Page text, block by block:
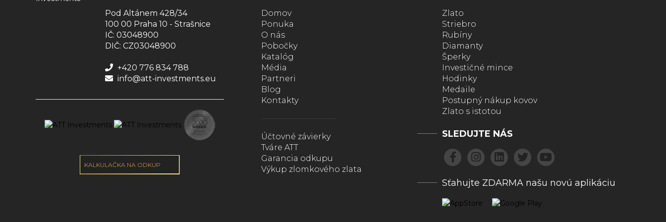
Pod Altánem 428/34
100 00 Praha 10 - Strašnice
IČ: 03048900
DIČ: CZ03048900
+420 776 834 788
info@att-investments.eu
KALKULAČKA NA ODKUP
Domov
Ponuka
O nás
Pobočky
Katalóg
Média
Partneri
Blog
Kontakty
Účtovné závierky
Tváre ATT
Garancia odkupu
Výkup zlomkového zlata
Zlato
Striebro
Rubíny
Diamanty
Šperky
Investičné mince
Hodinky
Medaile
Postupný nákup kovov
Zlato s istotou
SLEDUJTE NÁS
Sťahujte ZDARMA našu novú aplikáciu